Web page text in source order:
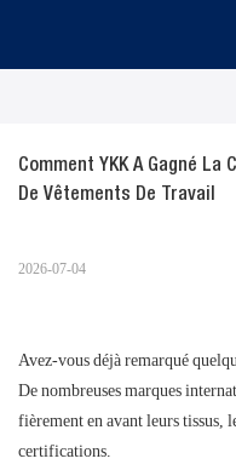
Comment YKK A Gagné
De Vêtements De Travail
2026-07-04
Avez-vous déjà remarqué
De nombreuses marques
fièrement en avant leurs tissus,
certifications.